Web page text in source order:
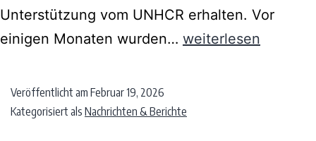
Unterstützung vom UNHCR erhalten. Vor
einigen Monaten wurden… weiterlesen
Veröffentlicht am Februar 19, 2026
Kategorisiert als Nachrichten & Berichte